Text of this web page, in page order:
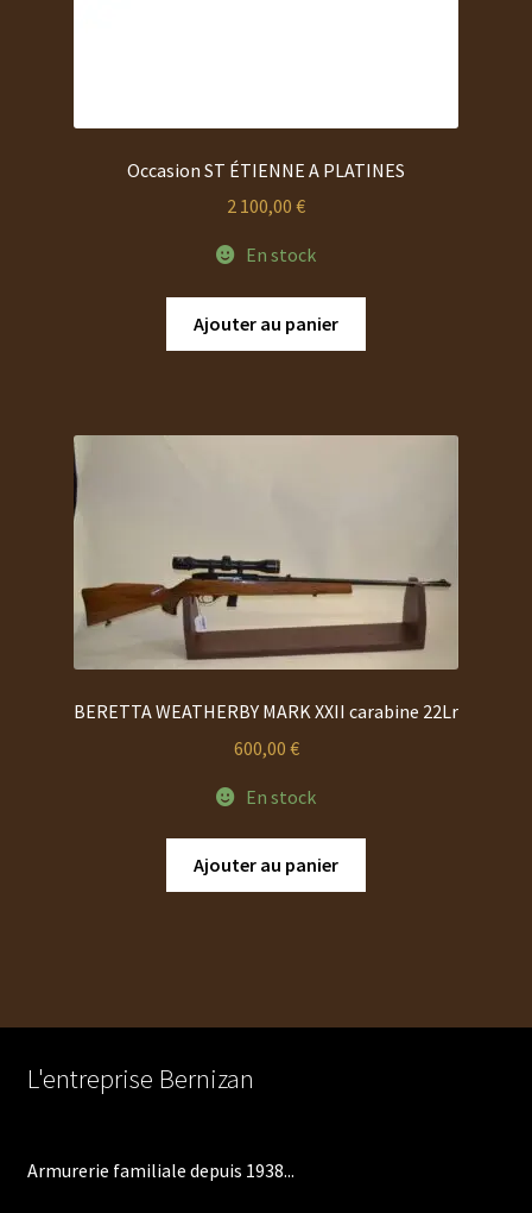
Occasion ST ÉTIENNE A PLATINES
2 100,00 €
En stock
Ajouter au panier
BERETTA WEATHERBY MARK XXII carabine 22Lr
600,00 €
En stock
Ajouter au panier
L'entreprise Bernizan
Armurerie familiale depuis 1938...